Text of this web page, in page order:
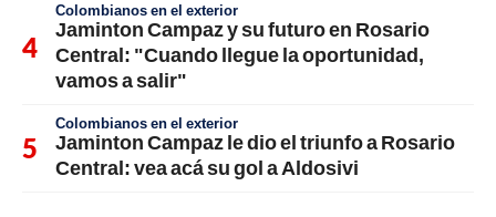
Colombianos en el exterior
Jaminton Campaz y su futuro en Rosario
Central: "Cuando llegue la oportunidad,
vamos a salir"
Colombianos en el exterior
Jaminton Campaz le dio el triunfo a Rosario
Central: vea acá su gol a Aldosivi